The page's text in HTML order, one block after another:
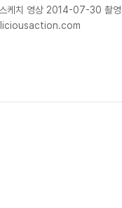
스케치 영상 2014-07-30 촬